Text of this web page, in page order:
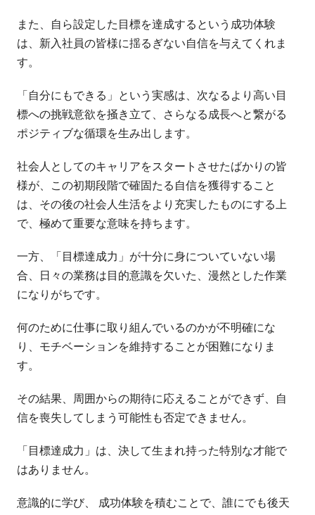
また、自ら設定した目標を達成するという成功体験
は、新入社員の皆様に揺るぎない自信を与えてくれま
す。
「自分にもできる」という実感は、次なるより高い目
標への挑戦意欲を掻き立て、さらなる成長へと繋がる
ポジティブな循環を生み出します。
社会人としてのキャリアをスタートさせたばかりの皆
様が、この初期段階で確固たる自信を獲得すること
は、その後の社会人生活をより充実したものにする上
で、極めて重要な意味を持ちます。
一方、「目標達成力」が十分に身についていない場
合、日々の業務は目的意識を欠いた、漫然とした作業
になりがちです。
何のために仕事に取り組んでいるのかが不明確にな
り、モチベーションを維持することが困難になりま
す。
その結果、周囲からの期待に応えることができず、自
信を喪失してしまう可能性も否定できません。
「目標達成力」は、決して生まれ持った特別な才能で
はありません。
意識的に学び、 成功体験を積むことで、誰にでも後天